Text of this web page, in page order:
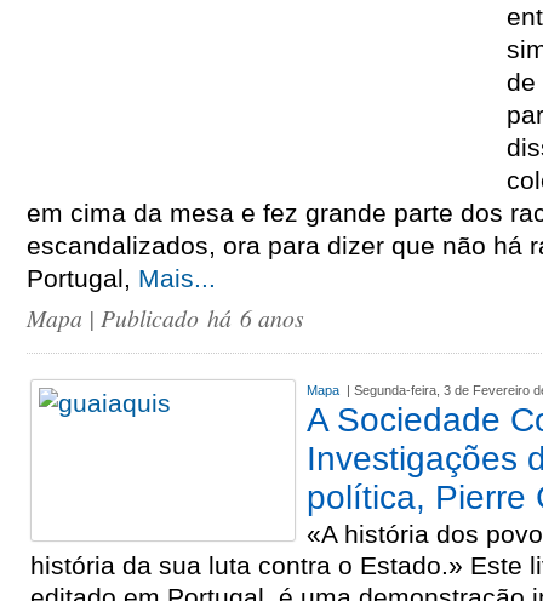
de
em cima da mesa e fez grande parte dos
escandalizados, ora para dizer que não há
Portugal, Mais...
Mapa | Publicado há 6 anos
Mapa | Segunda-feira, 3 de Fevereiro
A Sociedade
Investigações
política, Pierre
«A história dos
história da sua luta contra o Estado.» Este